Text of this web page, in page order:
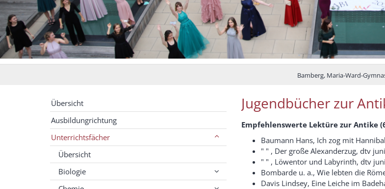
Bamberg, Maria-Ward-
Jugendbücher zur
Empfehlenswerte Lektüre zur Antike
Baumann Hans, Ich zog mit
" " , Der große Alexanderzug, dtv
" " , Löwentor und Labyrinth, dtv
Bombarde u. a., Wie lebten die
Davis Lindsey, Eine Leiche im
Übersicht
Ausbildungrichtung
Unterrichtsfächer
Übersicht
Biologie